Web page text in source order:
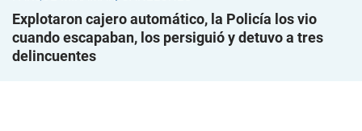
Explotaron cajero automático, la Policía los vio
cuando escapaban, los persiguió y detuvo a tres
delincuentes